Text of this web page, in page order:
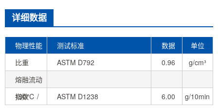
详细数据
物理性能 测试标准 数据
单位
比重
ASTM D792 0.96
g/cm³
熔融流动
指数
190℃ /
ASTM D1238 6.00 g/10min